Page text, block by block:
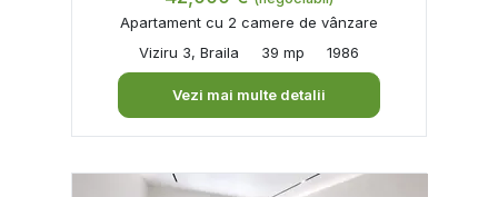
Apartament cu 2 camere de vânzare
Viziru 3, Braila
39 mp 1986
Vezi mai multe detalii